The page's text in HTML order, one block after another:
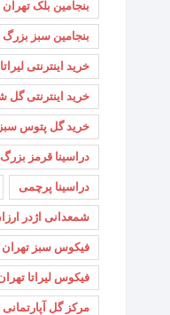
بنجامین بلک تهران
بنجامین سبز بزرگ
خرید اینترنتی لیراتا
خرید اینترنتی
خرید گل پتوس سبز
دراسینا قرمز
دراسینا پرچمی
شمعدانی اژدر
فیکوس سبز تهران
فیکوس لیراتا
مرکز گل آپارتمانی